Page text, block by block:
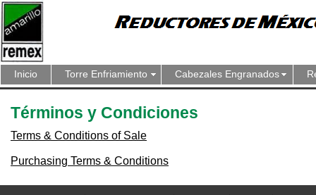
Inicio Torre Enfriamiento Cabezales Engranados
Términos y Condiciones
Terms & Conditions of Sale
Purchasing Terms & Conditions